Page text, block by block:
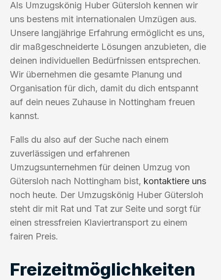
Als Umzugskönig Huber Gütersloh kennen wir
uns bestens mit internationalen Umzügen aus.
Unsere langjährige Erfahrung ermöglicht es uns,
dir maßgeschneiderte Lösungen anzubieten, die
deinen individuellen Bedürfnissen entsprechen.
Wir übernehmen die gesamte Planung und
Organisation für dich, damit du dich entspannt
auf dein neues Zuhause in Nottingham freuen
kannst.
Falls du also auf der Suche nach einem
zuverlässigen und erfahrenen
Umzugsunternehmen für deinen Umzug von
Gütersloh nach Nottingham bist, kontaktiere uns
noch heute. Der Umzugskönig Huber Gütersloh
steht dir mit Rat und Tat zur Seite und sorgt für
einen stressfreien Klaviertransport zu einem
fairen Preis.
Freizeitmöglichkeiten